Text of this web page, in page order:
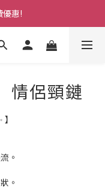
優惠!
情侶頸鏈
。
。